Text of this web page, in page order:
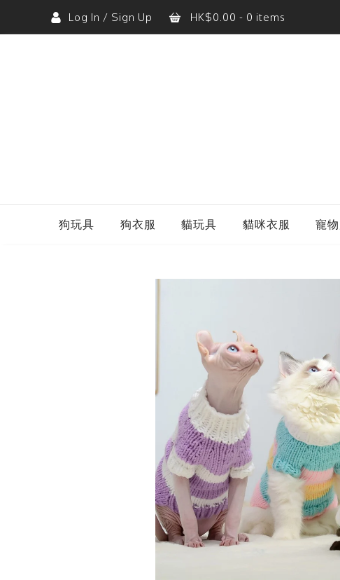
Log In / Sign Up HK$0.00 - 0 items
狗玩具 狗衣服 貓玩具 貓咪衣服 寵